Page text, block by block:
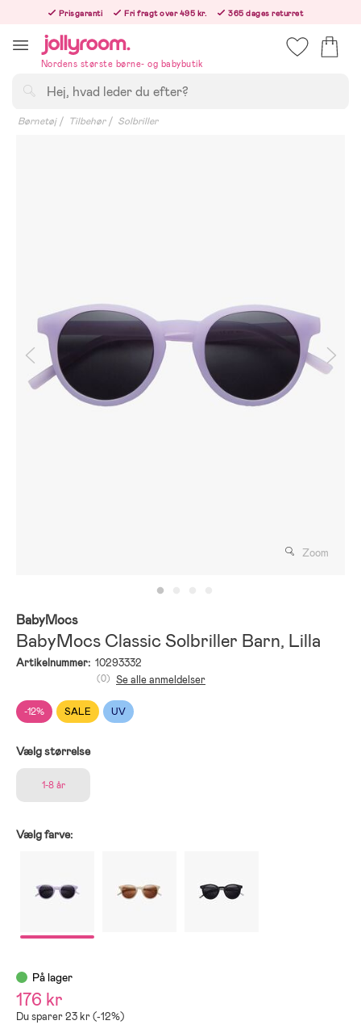
innehållet
Prisgaranti Fri fragt over 495 kr.
365 dages returret
Nordens største børne- og babybutik
Børnetøj Tilbehør Solbriller
Zoom
BabyMocs
BabyMocs Classic Solbriller Barn, Lilla
Artikelnummer: 10293332
-12% SALE UV
(0) Se alle anmeldelser
Vælg størrelse
1-8 år
Vælg farve:
På lager
176 kr
Du sparer 23 kr (-12%)